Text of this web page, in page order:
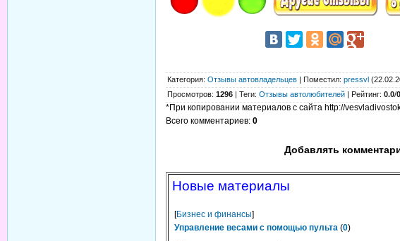
Категория: Отзывы автовладельцев | Поместил: pressvl
Просмотров: 1296 | Теги: Отзывы автолюбителей | Рейтинг: 0.0/0
*При копировании материалов с сайта http://
Всего комментариев: 0
Добавлять
Новые материалы
[Бизнес и финансы]
Управление весами с помощью пульта (0)